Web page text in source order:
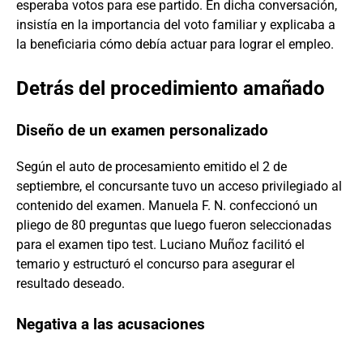
esperaba votos para ese partido. En dicha conversación,
insistía en la importancia del voto familiar y explicaba a
la beneficiaria cómo debía actuar para lograr el empleo.
Detrás del procedimiento amañado
Diseño de un examen personalizado
Según el auto de procesamiento emitido el 2 de
septiembre, el concursante tuvo un acceso privilegiado al
contenido del examen. Manuela F. N. confeccionó un
pliego de 80 preguntas que luego fueron seleccionadas
para el examen tipo test. Luciano Muñoz facilitó el
temario y estructuró el concurso para asegurar el
resultado deseado.
Negativa a las acusaciones